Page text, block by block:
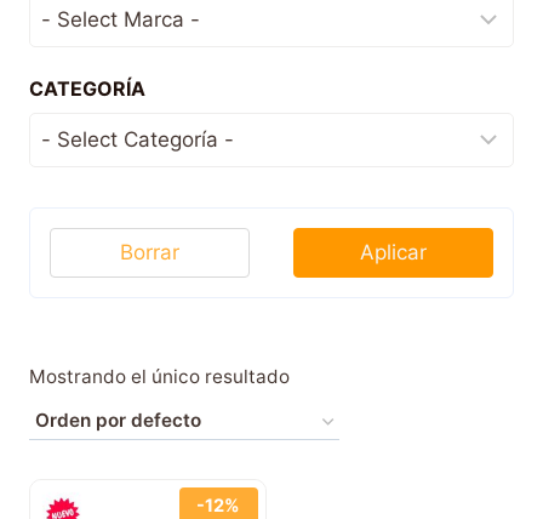
Mostrando el único resultado
-12%
CATEGORÍA
Aplicar
Borrar